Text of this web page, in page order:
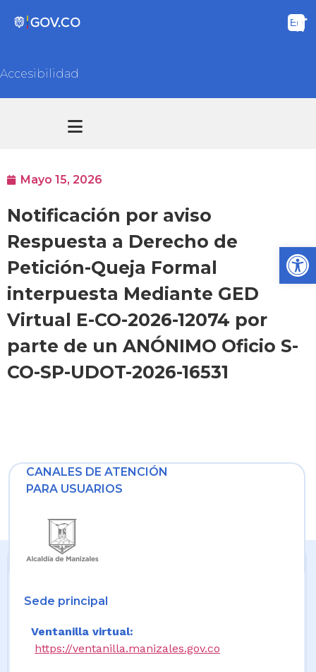
Accesibilidad
Mayo 15, 2026
Notificación por aviso
Respuesta a Derecho de
Petición-Queja Formal
interpuesta Mediante GED
Virtual E-CO-2026-12074 por
parte de un ANÓNIMO Oficio S-
CO-SP-UDOT-2026-16531
CANALES DE ATENCIÓN
PARA USUARIOS
Sede principal
Ventanilla virtual:
https://ventanilla.manizales.gov.co